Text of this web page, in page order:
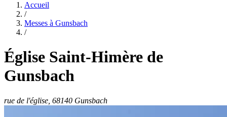
Accueil
/
Messes à Gunsbach
/
Église Saint-Himère de
Gunsbach
rue de l'église, 68140 Gunsbach